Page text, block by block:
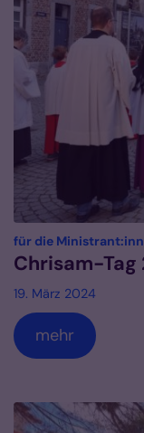
für die
Chrisam-Tag
19. März 2024
mehr